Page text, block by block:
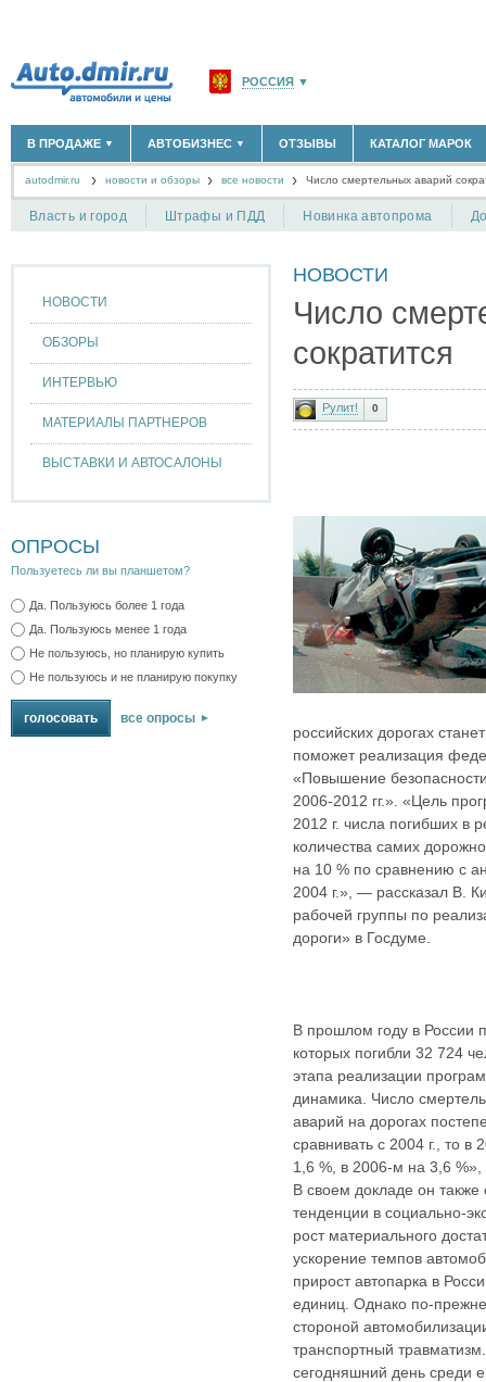
РОССИЯ ▼
САНКТ-ПЕТЕРБУРГ И ОБЛАСТЬ(14298)
КРАСНОДАРСКИЙ КРАЙ(5619)
КРЫМ РЕСПУБЛИКА(412)
В ПРОДАЖЕ ▼
НОВЫЕ АВТОМОБИЛИ(30122)
АВТОМОБИЛИ С ПРОБЕГОМ
АВТОБИЗНЕС ▼
ОФИЦИАЛЬНЫЕ ДИЛЕРЫ(1347)
ТАКСИ(278)
+ ДОБАВИТЬ КОМПАНИЮ
ОТЗЫВЫ КАТАЛОГ МАРОК
autodmir.ru новости и обзоры все новости Число смертельных аварий
Власть и город Штрафы и ПДД Новинка автопрома
НОВОСТИ
ОБЗОРЫ
ИНТЕРВЬЮ
МАТЕРИАЛЫ ПАРТНЕРОВ
ВЫСТАВКИ И АВТОСАЛОНЫ
ОПРОСЫ
Пользуетесь ли вы планшетом?
Да. Пользуюсь более 1 года
Да. Пользуюсь менее 1 года
Не пользуюсь, но планирую купить
Не пользуюсь и не планирую покупку
все опросы
НОВОСТИ
Число
сократится
Рулит! 0
российских дорогах
поможет реализация
«Повышение
2006‑2012 гг.». «Цель
2012 г. числа погибших в
количества самих
на 10 % по сравнению с
2004 г.», — рассказал В.
рабочей группы по
дороги» в Госдуме.
В прошлом году в России
которых погибли 32 724
этапа реализации
динамика. Число
аварий на дорогах
сравнивать с 2004 г., то в
1,6 %, в 2006‑м на 3,6
В своем докладе он также
тенденции в социально-
рост материального
ускорение темпов
прирост автопарка в
единиц. Однако по-
стороной
транспортный
сегодняшний день среди